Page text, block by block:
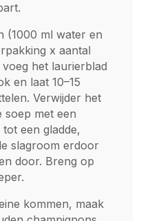
(1000 ml water en
x aantal
het laurierblad
en laat 10–15
Verwijder het
soep met een
een gladde,
slagroom erdoor
door. Breng op
kommen, maak